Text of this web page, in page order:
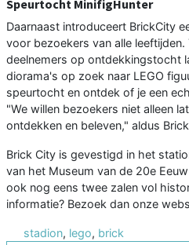
Speurtocht MinifigHunter
Daarnaast introduceert BrickCity
voor bezoekers van alle
deelnemers op ontdekkingstocht
diorama's op zoek naar LEGO
speurtocht en ontdek of je een
"We willen bezoekers niet alleen
ontdekken en beleven," aldus
Brick City is gevestigd in het
van het Museum van de 20e
ook nog eens twee zalen vol
informatie? Bezoek dan onze
stadion, lego, brick